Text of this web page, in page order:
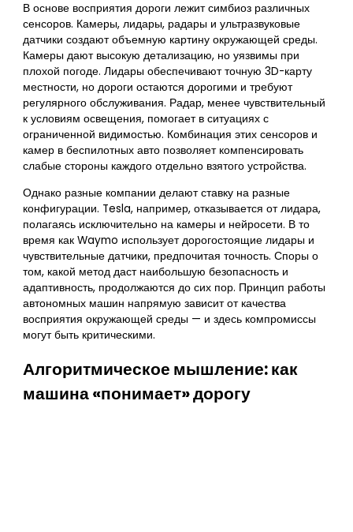
В основе восприятия дороги лежит симбиоз различных
сенсоров. Камеры, лидары, радары и ультразвуковые
датчики создают объемную картину окружающей среды.
Камеры дают высокую детализацию, но уязвимы при
плохой погоде. Лидары обеспечивают точную 3D-карту
местности, но дороги остаются дорогими и требуют
регулярного обслуживания. Радар, менее чувствительный
к условиям освещения, помогает в ситуациях с
ограниченной видимостью. Комбинация этих сенсоров и
камер в беспилотных авто позволяет компенсировать
слабые стороны каждого отдельно взятого устройства.
Однако разные компании делают ставку на разные
конфигурации. Tesla, например, отказывается от лидара,
полагаясь исключительно на камеры и нейросети. В то
время как Waymo использует дорогостоящие лидары и
чувствительные датчики, предпочитая точность. Споры о
том, какой метод даст наибольшую безопасность и
адаптивность, продолжаются до сих пор. Принцип работы
автономных машин напрямую зависит от качества
восприятия окружающей среды — и здесь компромиссы
могут быть критическими.
Алгоритмическое мышление: как
машина «понимает» дорогу